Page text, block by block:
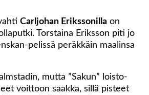
Carljohan Erikssonilla on
Torstaina Eriksson piti jo
pelissä peräkkäin maalinsa
mutta ”Sakun” loisto-
voittoon saakka, sillä pisteet